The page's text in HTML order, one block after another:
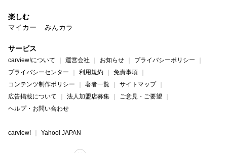
楽しむ
マイカー
みんカラ
サービス
carview!について 運営会社 お知らせ
プライバシーポリシー
プライバシーセンター
利用規約
免責事項
コンテンツ制作ポリシー
著者一覧
サイトマップ
広告掲載について
法人加盟店募集
ご意見・ご要望
ヘルプ・お問い合わせ
carview! Yahoo! JAPAN